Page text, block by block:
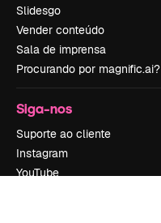
Slidesgo
Vender conteúdo
Sala de imprensa
Procurando por magnific.ai?
Siga-nos
Suporte ao cliente
Instagram
YouTube